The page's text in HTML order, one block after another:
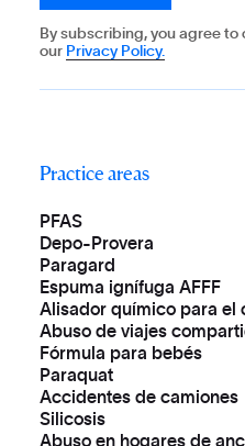
By subscribing, you agree
our Privacy Policy.
Practice areas
PFAS
Depo-Provera
Paragard
Espuma ignífuga AFFF
Alisador químico para el
Abuso de viajes
Fórmula para bebés
Paraquat
Accidentes de camiones
Silicosis
Abuso en hogares de